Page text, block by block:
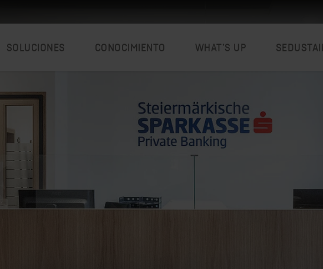
SOLUCIONES CONOCIMIENTO WHAT’S UP